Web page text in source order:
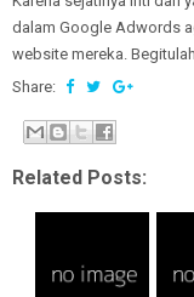
dalam Google Adwords
website mereka.
Share:
Related Posts: